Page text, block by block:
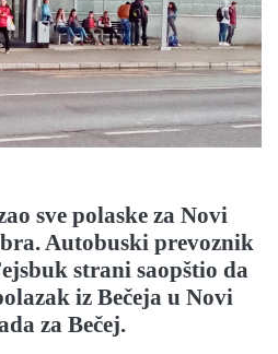
sve polaske za Novi
Autobuski prevoznik
strani saopštio da
iz Bečeja u Novi
za Bečej.